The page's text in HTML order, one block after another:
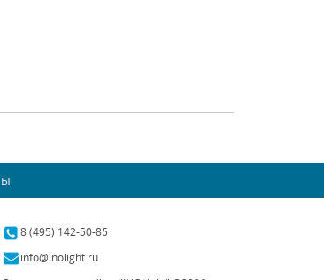
Бра Inodesign Clam
Есть в наличии
8 (495) 142-50-85
info@inolight.ru